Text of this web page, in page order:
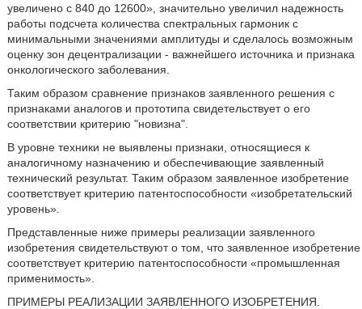
увеличено с 840 до 12600», значительно увеличил надежность
работы подсчета количества спектральных гармоник с
минимальными значениями амплитуды и сделалось возможным
оценку зон децентрализации - важнейшего источника и признака
онкологического заболевания.
Таким образом сравнение признаков заявленного решения с
признаками аналогов и прототипа свидетельствует о его
соответствии критерию "новизна".
В уровне техники не выявлены признаки, относящиеся к
аналогичному назначению и обеспечивающие заявленный
технический результат. Таким образом заявленное изобретение
соответствует критерию патентоспособности «изобретательский
уровень».
Представленные ниже примеры реализации заявленного
изобретения свидетельствуют о том, что заявленное изобретение
соответствует критерию патентоспособности «промышленная
применимость».
ПРИМЕРЫ РЕАЛИЗАЦИИ ЗАЯВЛЕННОГО ИЗОБРЕТЕНИЯ.